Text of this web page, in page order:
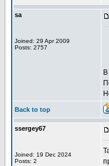
sa
Joined: 29 Apr 2009
Posts: 2757
Back to top
ssergey67
Joined: 19 Dec 2024
Posts: 2